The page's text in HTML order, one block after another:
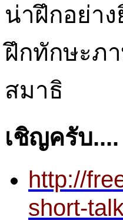
น่าฝึกอย่า
ฝึกทักษะภ
สมาธิ
เชิญครับ....
http://
short-